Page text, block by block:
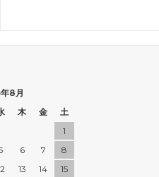
8月
木 金
土
1
6 7
8
13 14
15